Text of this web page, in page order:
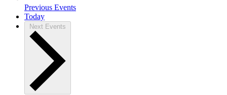
Previous Events
Today
Next Events